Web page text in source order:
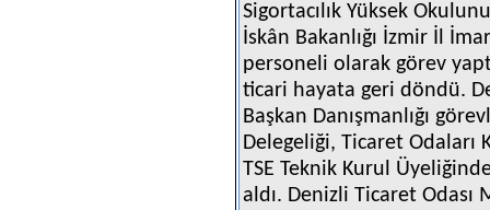
Sigortacılık Yüksek
İskân Bakanlığı İzmir İl
personeli olarak görev
ticari hayata geri döndü.
Başkan Danışmanlığı
Delegeliği, Ticaret Odaları
TSE Teknik Kurul
aldı. Denizli Ticaret